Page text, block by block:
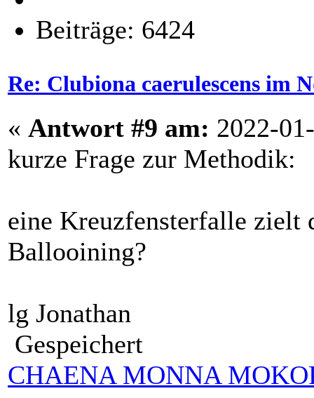
Beiträge: 6424
Re: Clubiona caerulescens im
« Antwort #9 am: 2022-
kurze Frage zur Methodik:
eine Kreuzfensterfalle zielt
Ballooining?
lg Jonathan
Gespeichert
CHAENA MONNA